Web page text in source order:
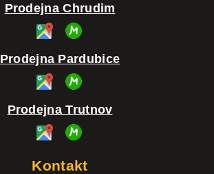
Prodejna Chrudim
Prodejna Pardubice
Prodejna Trutnov
Kontakt